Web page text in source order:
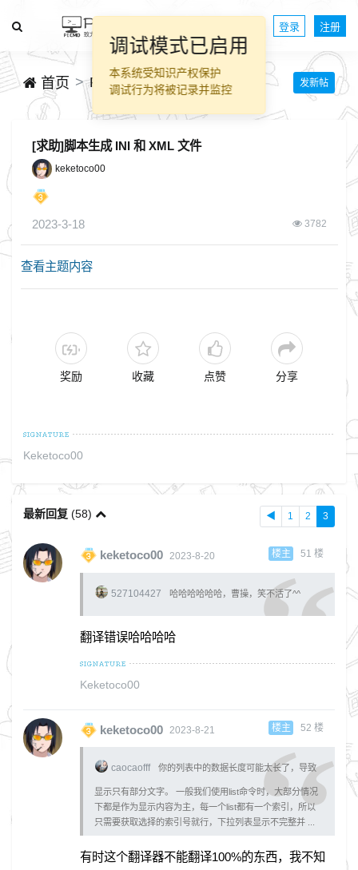
登录 注册
首页 PECMD脚本交流 发新帖
[求助]脚本生成 INI 和 XML 文件
keketoco00
2023-3-18 3782
查看主题内容
奖励 收藏 点赞 分享
Keketoco00
最新回复 (58) ◀ 1 2 3
keketoco00 2023-8-20 楼主 51 楼
527104427 哈哈哈哈哈哈，曹操，笑不活了^^
翻译错误哈哈哈哈
Keketoco00
keketoco00 2023-8-21 楼主 52 楼
caocaofff 你的列表中的数据长度可能太长了，导致
显示只有部分文字。 一般我们使用list命令时，大部分情况
下都是作为显示内容为主，每一个list都有一个索引，所以
只需要获取选择的索引号就行，下拉列表显示不完整并 ...
有时这个翻译器不能翻译100%的东西，我不知
调试模式已启用
本系统受知识产权保护
调试行为将被记录并监控